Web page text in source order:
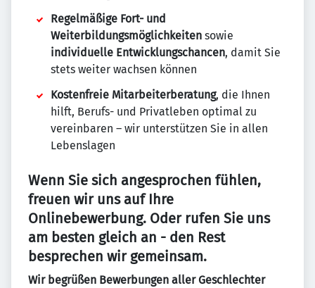
Regelmäßige Fort- und
Weiterbildungsmöglichkeiten sowie
individuelle Entwicklungschancen, damit Sie
stets weiter wachsen können
Kostenfreie Mitarbeiterberatung, die Ihnen
hilft, Berufs- und Privatleben optimal zu
vereinbaren – wir unterstützen Sie in allen
Lebenslagen
Wenn Sie sich angesprochen fühlen,
freuen wir uns auf Ihre
Onlinebewerbung. Oder rufen Sie uns
am besten gleich an - den Rest
besprechen wir gemeinsam.
Wir begrüßen Bewerbungen aller Geschlechter